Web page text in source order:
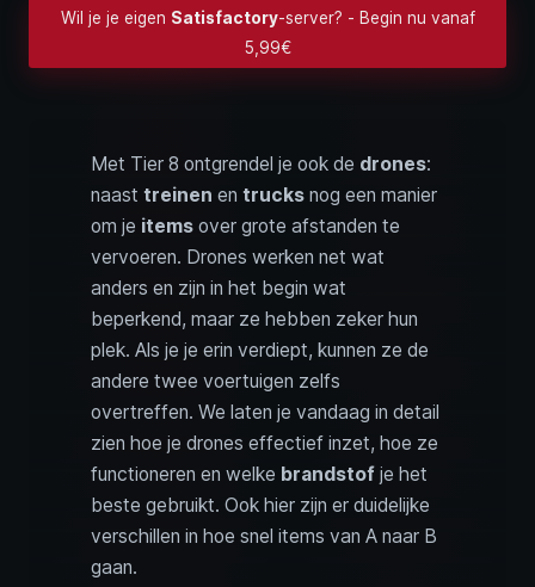
Wil je je eigen Satisfactory-server? - Begin nu vanaf
5,99€
Met Tier 8 ontgrendel je ook de drones:
naast treinen en trucks nog een manier
om je items over grote afstanden te
vervoeren. Drones werken net wat
anders en zijn in het begin wat
beperkend, maar ze hebben zeker hun
plek. Als je je erin verdiept, kunnen ze de
andere twee voertuigen zelfs
overtreffen. We laten je vandaag in detail
zien hoe je drones effectief inzet, hoe ze
functioneren en welke brandstof je het
beste gebruikt. Ook hier zijn er duidelijke
verschillen in hoe snel items van A naar B
gaan.